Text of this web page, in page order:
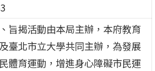
旨揭活動由本局主辦，本府教育
臺北市立大學共同主辦，為發展
體育運動，增進身心障礙市民運